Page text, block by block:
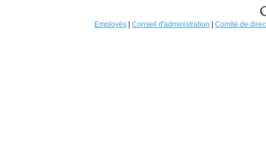
Employés Conseil d'administration Comité de